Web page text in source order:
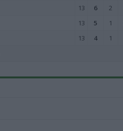
13 6 2
13 5 1
13 4 1